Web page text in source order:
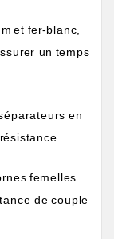
et fer-blanc,
rer un temps
en
résistance
rnes femelles
de couple